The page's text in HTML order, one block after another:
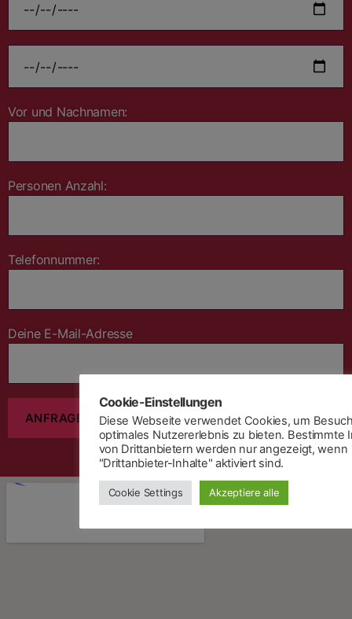
Vor und Nachnamen:
Personen Anzahl:
Telefonnummer:
Deine E-Mail-Adresse
Cookie-Einstellungen
Diese Webseite verwendet Cookies, um
optimales Nutzererlebnis zu bieten. Bestimmte
von Drittanbietern werden nur angezeigt, wenn
"Drittanbieter-Inhalte" aktiviert sind.
Cookie Settings Akzeptiere alle